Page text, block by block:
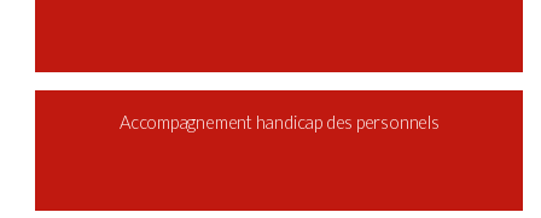
Accompagnement handicap des personnels